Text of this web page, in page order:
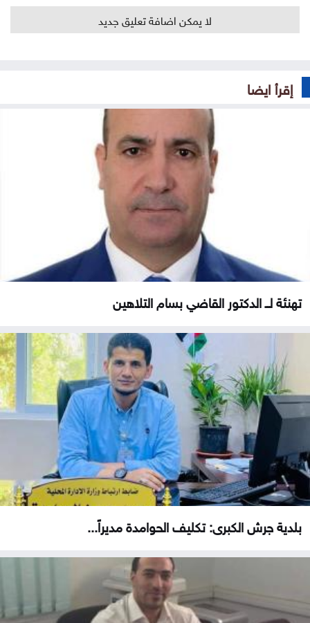
لا يمكن اضافة تعليق جديد
إقرأ ايضا
تهنئة لــ الدكتور القاضي بسام التلاهين
بلدية جرش الكبرى: تكليف الحوامدة مديراً...